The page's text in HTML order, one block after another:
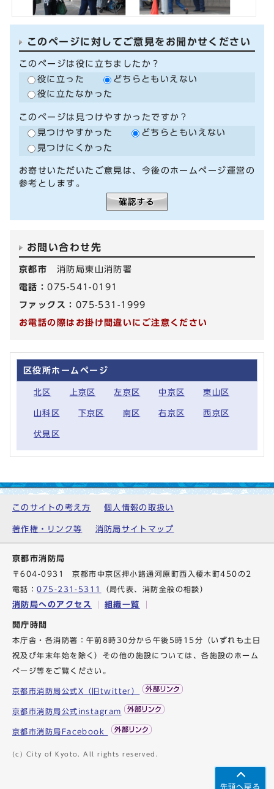
このページに対してご意見をお聞かせください
このページは役に立ちましたか？
役に立った
どちらともいえない
役に立たなかった
このページは見つけやすかったですか？
見つけやすかった
どちらともいえない
見つけにくかった
お寄せいただいたご意見は、今後のホームページ運営の
参考とします。
お問い合わせ先
京都市 消防局東山消防署
電話：075-541-0191
ファックス： 075-531-1999
お電話の際はお掛け間違いにご注意ください
区役所ホームページ
北区 上京区 左京区 中京区 東山区
山科区 下京区 南区 右京区 西京区
伏見区
先頭へ戻る
このサイトの考え方 個人情報の取扱い
著作権・リンク等 消防局サイトマップ
京都市消防局
〒604-0931 京都市中京区押小路通河原町西入榎木町450の2
電話：075-231-5311 （局代表、消防全般の相談）
消防局へのアクセス 組織一覧
開庁時間
本庁舎・各消防署：午前8時30分から午後5時15分（いずれも土日
祝及び年末年始を除く）その他の施設については、各施設のホーム
ページ等をご覧ください。
京都市消防局公式X（旧twitter）
京都市消防局公式instagram
京都市消防局Facebook
(c) City of Kyoto. All rights reserved.